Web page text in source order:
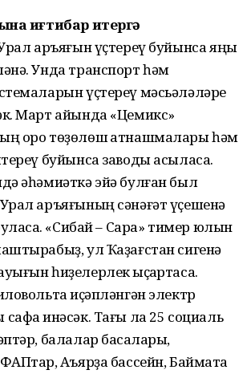
иғтибар итергә
Урал аръяғын үҫтереү буйынса яңы
Унда транспорт һәм
үҫтереү мәсьәләләре
Март айында «Цемикс»
ҡоро төҙөлөш ҡатнашмалары һәм
буйынса заводы асыласаҡ.
әһәмиәткә эйә булған был
аръяғының сәнәғәт үҫешенә
«Сибай – Сара» тимер юлын
ул Ҡаҙағстан сигенә
һиҙелерлек ҡыҫҡартасаҡ.
иҫәпләнгән электр
инәсәк. Тағы ла 25 социаль
балалар баҡсалары,
Аҡъярҙа бассейн, Баймаҡта